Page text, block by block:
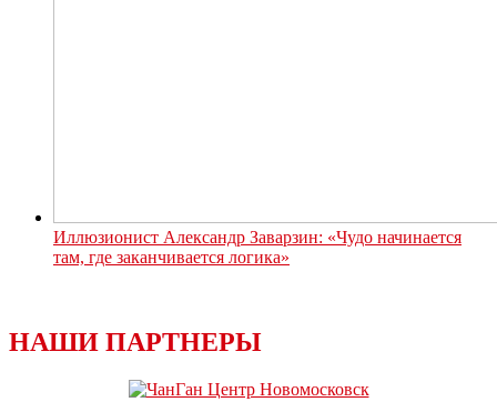
Иллюзионист Александр Заварзин: «Чудо начинается
там, где заканчивается логика»
НАШИ ПАРТНЕРЫ